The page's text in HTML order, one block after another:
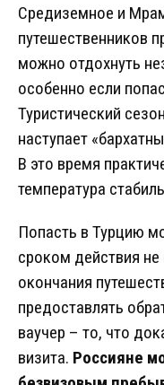
Средиземное и
путешественников
можно отдохнуть
особенно если
Туристический
наступает
В это время
температура
Попасть в Турцию
сроком действия
окончания
предоставлять
ваучер – то, что
визита. Россияне